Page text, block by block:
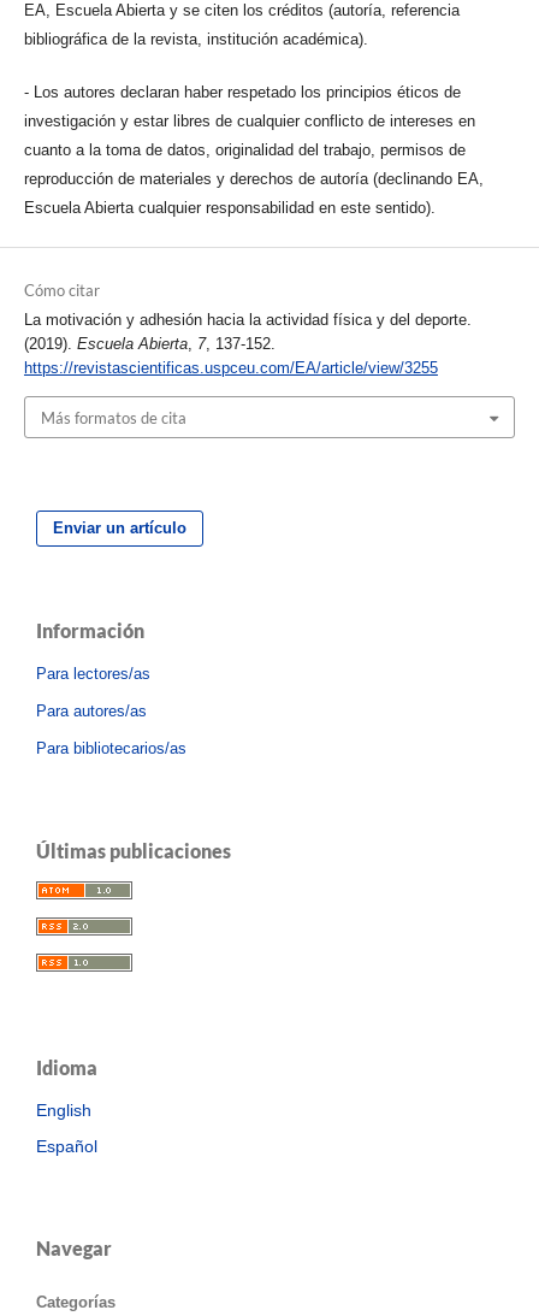
EA, Escuela Abierta y se citen los créditos (autoría, referencia
bibliográfica de la revista, institución académica).
- Los autores declaran haber respetado los principios éticos de
investigación y estar libres de cualquier conflicto de intereses en
cuanto a la toma de datos, originalidad del trabajo, permisos de
reproducción de materiales y derechos de autoría (declinando EA,
Escuela Abierta cualquier responsabilidad en este sentido).
Cómo citar
La motivación y adhesión hacia la actividad física y del deporte.
(2019). Escuela Abierta, 7, 137-152.
https://revistascientificas.uspceu.com/EA/article/view/3255
Más formatos de cita
Enviar un artículo
Información
Para lectores/as
Para autores/as
Para bibliotecarios/as
Últimas publicaciones
Idioma
English
Español
Navegar
Categorías